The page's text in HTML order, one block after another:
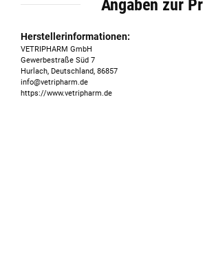
Angaben zur
Herstellerinformationen:
VETRIPHARM GmbH
Gewerbestraße Süd 7
Hurlach, Deutschland, 86857
info@vetripharm.de
https://www.vetripharm.de